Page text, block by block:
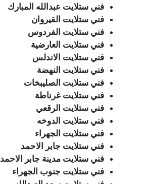
فني ستلايت عبدالله المبارك
فني ستلايت القيروان
فني ستلايت الفردوس
فني ستلايت العارضية
فني ستلايت الاندلس
فني ستلايت النهضة
فني ستلايت الصليبخات
فني ستلايت غرناطة
فني ستلايت الرقعي
فني ستلايت الدوخه
فني ستلايت الجهراء
فني ستلايت جابر الاحمد
فني ستلايت مدينة جابر الاحمد
فني ستلايت جنوب الجهراء